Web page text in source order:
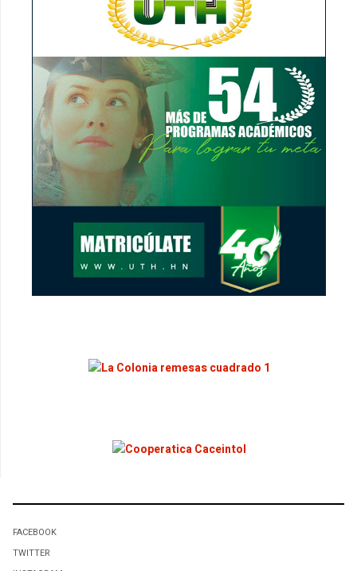
FACEBOOK
TWITTER